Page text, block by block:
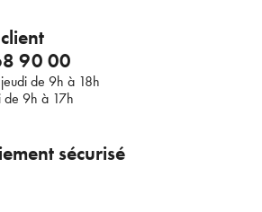
produit ?
90 00
de 9h à 18h
de 9h à 17h
sécurisé
!
courant de nos dernières
ou promotions en cours et